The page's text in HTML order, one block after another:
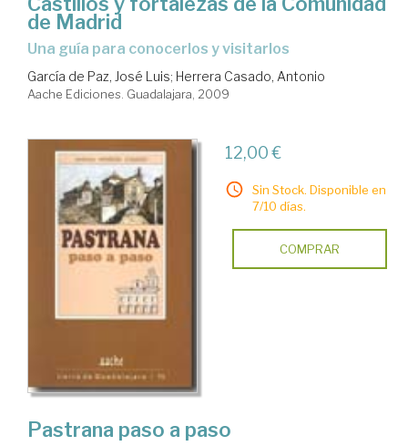
de Madrid
una guía para conocerlos y visitarlos
García de Paz, José Luis; Herrera Casado, Antonio
Aache Ediciones. Guadalajara, 2009
12,00 €
Sin Stock. Disponible en
7/10 días.
COMPRAR
Pastrana paso a paso